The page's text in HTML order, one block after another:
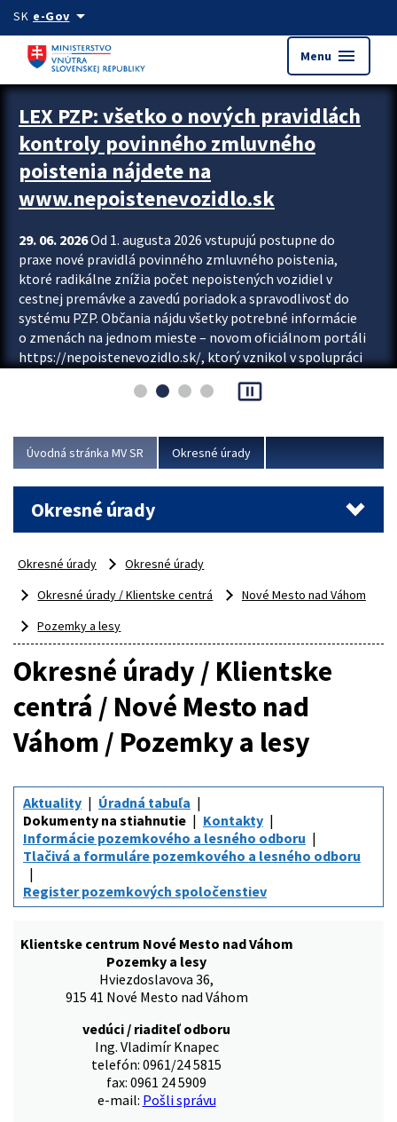
Preskocit na hlavný obsah
SK e-Govarrow_drop_down
Menu menu
Zastavit automatický posun upútavok
LEX PZP: všetko o nových pravidlách
kontroly povinného zmluvného
poistenia nájdete na
www.nepoistenevozidlo.sk
29. 06. 2026Od 1. augusta 2026 vstupujú postupne do
praxe nové pravidlá povinného zmluvného poistenia,
ktoré radikálne znížia počet nepoistených vozidiel v
cestnej premávke a zavedú poriadok a spravodlivosť do
systému PZP. Občania nájdu všetky potrebné informácie
o zmenách na jednom mieste – novom oficiálnom portáli
https://nepoistenevozidlo.sk/, ktorý vznikol v spolupráci
asociácie poisťovní (SLASPO) a Ministerstva vnútra SR.
Viac
pause_presentation
Úvodná stránka MV SR Okresné úrady
Okresné úrady
Okresné úrady
Okresné úrady
Okresné úrady / Klientske centrá
Nové Mesto nad Váhom
Pozemky a lesy
Okresné úrady / Klientske
centrá / Nové Mesto nad
Váhom / Pozemky a lesy
Aktuality
Úradná tabuľa
Dokumenty na stiahnutie
Kontakty
Informácie pozemkového a lesného odboru
Tlačivá a formuláre pozemkového a lesného odboru
Register pozemkových spoločenstiev
Klientske centrum Nové Mesto nad Váhom
Pozemky a lesy
Hviezdoslavova 36,
915 41 Nové Mesto nad Váhom
vedúci / riaditeľ odboru
Ing. Vladimír Knapec
telefón: 0961/24 5815
fax: 0961 24 5909
e-mail: Pošli správu